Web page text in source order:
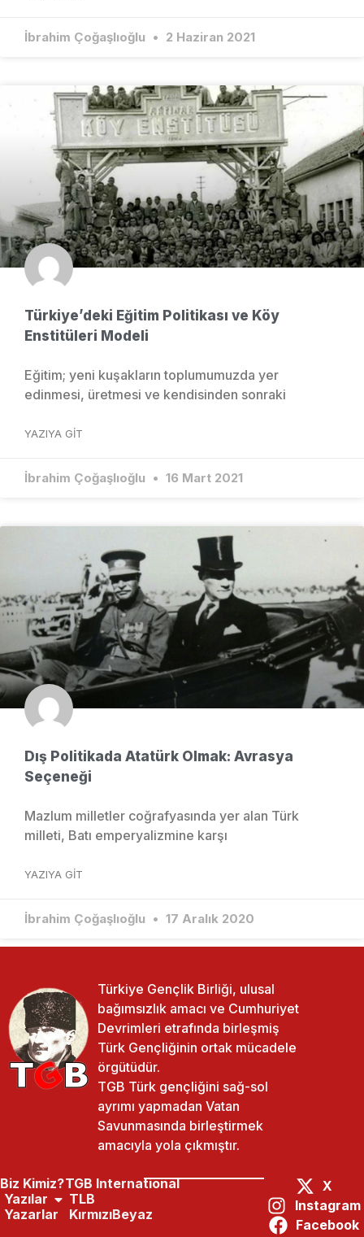
İbrahim Çoğaşlıoğlu 2 Haziran 2021
Türkiye’deki Eğitim Politikası ve Köy
Enstitüleri Modeli
Eğitim; yeni kuşakların toplumumuzda yer
edinmesi, üretmesi ve kendisinden sonraki
YAZIYA GIT
İbrahim Çoğaşlıoğlu 16 Mart 2021
Dış Politikada Atatürk Olmak: Avrasya
Seçeneği
Mazlum milletler coğrafyasında yer alan Türk
milleti, Batı emperyalizmine karşı
YAZIYA GIT
İbrahim Çoğaşlıoğlu 17 Aralık 2020
Türkiye Gençlik Birliği, ulusal
bağımsızlık amacı ve Cumhuriyet
Devrimleri etrafında birleşmiş
Türk Gençliğinin ortak mücadele
örgütüdür.
TGB Türk gençliğini sağ-sol
ayrımı yapmadan Vatan
Savunmasında birleştirmek
amacıyla yola çıkmıştır.
Biz Kimiz?
Yazılar
Yazarlar
TGB International
TLB
KırmızıBeyaz
X
Instagram
Facebook